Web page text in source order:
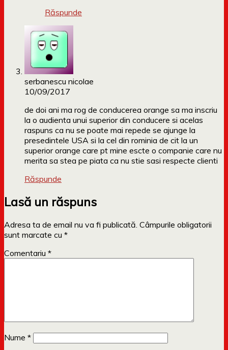
Răspunde
serbanescu nicolae
10/09/2017
de doi ani ma rog de conducerea orange sa ma inscriu
la o audienta unui superior din conducere si acelas
raspuns ca nu se poate mai repede se ajunge la
presedintele USA si la cel din rominia de cit la un
superior orange care pt mine escte o companie care nu
merita sa stea pe piata ca nu stie sasi respecte clienti
Răspunde
Lasă un răspuns
Adresa ta de email nu va fi publicată. Câmpurile obligatorii
sunt marcate cu *
Comentariu *
Nume *